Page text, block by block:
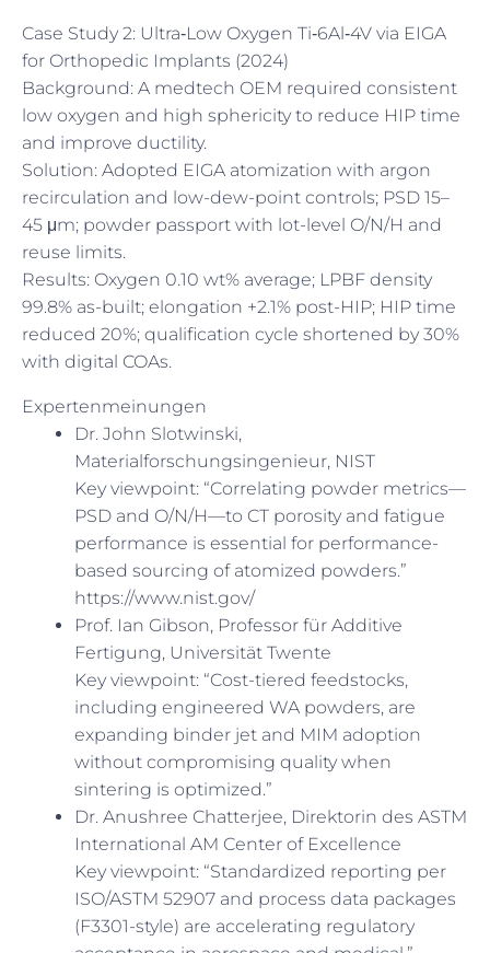
Case Study 2: Ultra‑Low Oxygen Ti‑6Al‑4V via EIGA
for Orthopedic Implants (2024)
Background: A medtech OEM required consistent
low oxygen and high sphericity to reduce HIP time
and improve ductility.
Solution: Adopted EIGA atomization with argon
recirculation and low-dew-point controls; PSD 15–
45 μm; powder passport with lot-level O/N/H and
reuse limits.
Results: Oxygen 0.10 wt% average; LPBF density
99.8% as-built; elongation +2.1% post-HIP; HIP time
reduced 20%; qualification cycle shortened by 30%
with digital COAs.
Expertenmeinungen
Dr. John Slotwinski,
Materialforschungsingenieur, NIST
Key viewpoint: “Correlating powder metrics—
PSD and O/N/H—to CT porosity and fatigue
performance is essential for performance-
based sourcing of atomized powders.”
https://www.nist.gov/
Prof. Ian Gibson, Professor für Additive
Fertigung, Universität Twente
Key viewpoint: “Cost-tiered feedstocks,
including engineered WA powders, are
expanding binder jet and MIM adoption
without compromising quality when
sintering is optimized.”
Dr. Anushree Chatterjee, Direktorin des ASTM
International AM Center of Excellence
Key viewpoint: “Standardized reporting per
ISO/ASTM 52907 and process data packages
(F3301-style) are accelerating regulatory